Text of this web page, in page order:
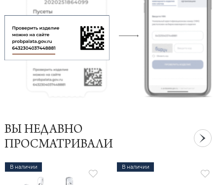
ВЫ НЕДАВНО
ПРОСМАТРИВАЛИ
В наличии В наличии